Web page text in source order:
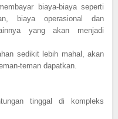
biaya-biaya seperti
biaya operasional dan
yang akan menjadi
sedikit lebih mahal, akan
teman dapatkan.
tinggal di kompleks